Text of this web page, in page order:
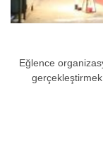
Eğlence